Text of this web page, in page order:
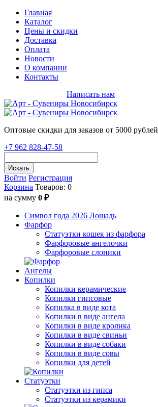
Главная
Каталог
Цены и скидки
Доставка
Оплата
Новости
О компании
Контакты
Написать нам
Оптовые скидки для заказов от 5000 рублей
+7 962 828-47-58
Искать
Войти Регистрация
Корзина Товаров: 0
на сумму 0 ₽
Символ года 2026 Лошадь
Фарфор
Статуэтки кошек из фарфора
Фарфоровые ангелочки
Фарфоровые слоники
Ангелы
Копилки
Копилки керамические
Копилки гипсовые
Копилка в виде кота
Копилки в виде ангела
Копилки в виде кролика
Копилки в виде свиньи
Копилки в виде собаки
Копилки в виде совы
Копилки для детей
Статуэтки
Статуэтки из гипса
Статуэтки из керамики